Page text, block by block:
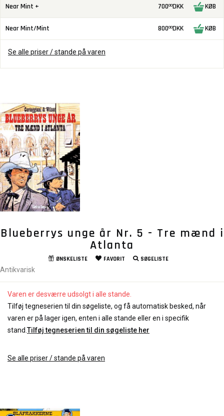
Near Mint + 70000DKK KØB
Near Mint/Mint 80000DKK KØB
Se alle priser / stande på varen
Blueberrys unge år Nr. 5 - Tre mænd i
Atlanta
ØNSKELISTE FAVORIT SØGELISTE
Antikvarisk
Varen er desværre udsolgt i alle stande.
Tilføj tegneserien til din søgeliste, og få automatisk besked, når
varen er på lager igen, enten i alle stande eller en i specifik
stand. Tilføj tegneserien til din søgeliste her
Se alle priser / stande på varen